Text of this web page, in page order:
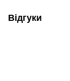
Відгуки